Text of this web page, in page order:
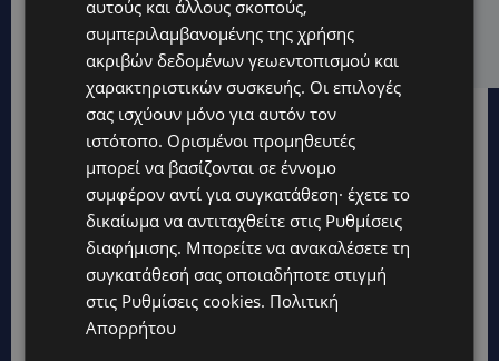
ΕΛΕΝΑ ΠΑΠΑΔΟΠΟΥΛΟΥ: Από τη σκηνή στην
Αντιπροεδρία του ΘΟΚ – «Μεγάλη τιμή και μεγάλη
ευθύνη»
αυτούς και άλλους σκοπούς,
συμπεριλαμβανομένης της χρήσης
ακριβών δεδομένων γεωεντοπισμού και
χαρακτηριστικών συσκευής. Οι επιλογές
σας ισχύουν μόνο για αυτόν τον
ιστότοπο. Ορισμένοι προμηθευτές
μπορεί να βασίζονται σε έννομο
συμφέρον αντί για συγκατάθεση· έχετε το
δικαίωμα να αντιταχθείτε στις Ρυθμίσεις
διαφήμισης. Μπορείτε να ανακαλέσετε τη
συγκατάθεσή σας οποιαδήποτε στιγμή
στις Ρυθμίσεις cookies. Πολιτική
Απορρήτου